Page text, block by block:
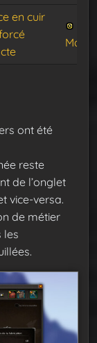
en cuir
ont été
reste
de l’onglet
vice-versa.
de métier
les